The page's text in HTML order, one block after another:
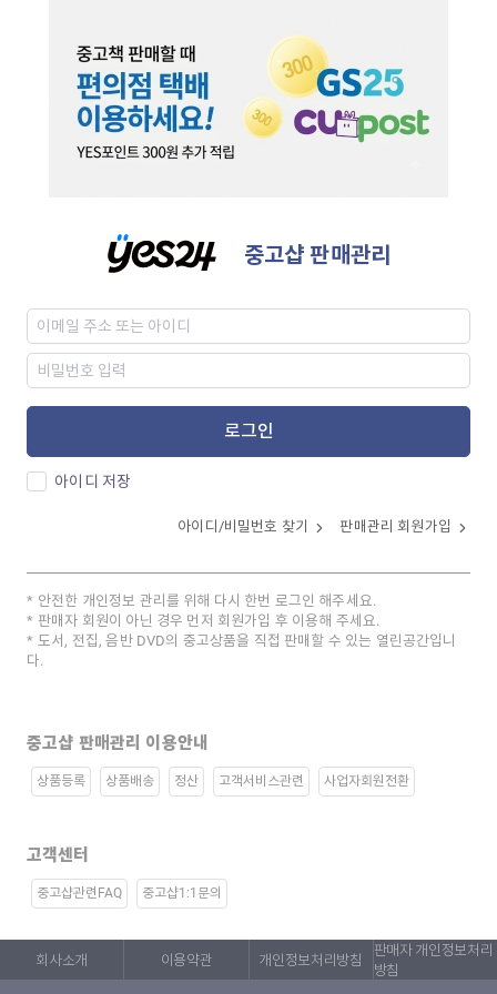
중고샵 판매관리
로그인
아이디 저장
아이디/비밀번호 찾기 판매관리 회원가입
안전한 개인정보 관리를 위해 다시 한번 로그인 해주세요.
판매자 회원이 아닌 경우 먼저 회원가입 후 이용해 주세요.
도서, 전집, 음반 DVD의 중고상품을 직접 판매할 수 있는 열린공간입니
다.
중고샵 판매관리 이용안내
상품등록 상품배송 정산 고객서비스관련 사업자회원전환
고객센터
중고샵관련FAQ 중고샵1:1문의
회사소개 이용약관 개인정보처리방침
판매자 개인정보처리
방침